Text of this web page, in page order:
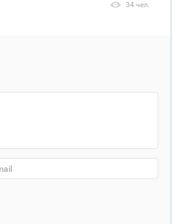
34 чел.